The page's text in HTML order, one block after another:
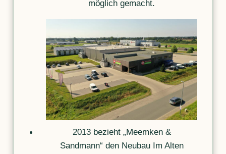
möglich gemacht.
2013 bezieht „Meemken &
Sandmann“ den Neubau Im Alten